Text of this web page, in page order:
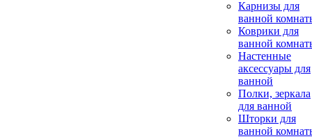
Карнизы для
ванной
Коврики для
ванной
Настенные
аксессуары для
ванной
Полки, зеркала
для ванной
Шторки для
ванной